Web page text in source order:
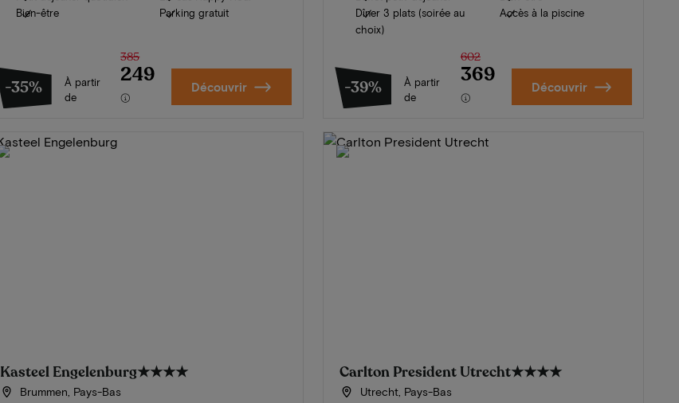
Bien-être
Parking gratuit
-35%
À partir
de
385
249 Découvrir
Dîner 3 plats (soirée au
choix)
Accès à la piscine
-39%
À partir
de
602
369 Découvrir
Kasteel Engelenburg★★★★
Brummen, Pays-Bas
Carlton President Utrecht★★★★
Utrecht, Pays-Bas